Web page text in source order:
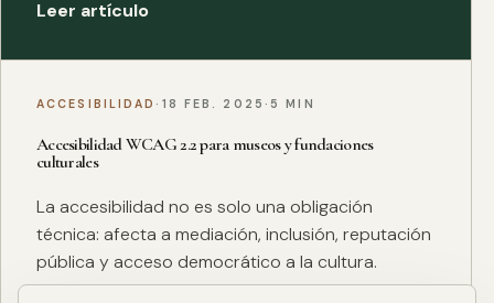
Leer artículo
ACCESIBILIDAD · 18 FEB. 2025 · 5 MIN
Accesibilidad WCAG 2.2 para museos y fundaciones
culturales
La accesibilidad no es solo una obligación
técnica: afecta a mediación, inclusión, reputación
pública y acceso democrático a la cultura.